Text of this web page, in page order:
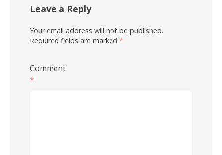
Leave a Reply
Your email address will not be published.
Required fields are marked *
Comment
*